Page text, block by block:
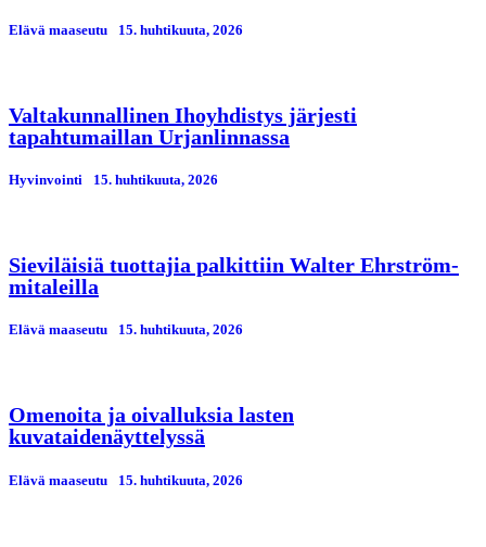
Elävä maaseutu 15. huhtikuuta, 2026
Valtakunnallinen Ihoyhdistys järjesti
tapahtumaillan Urjanlinnassa
Hyvinvointi 15. huhtikuuta, 2026
Sieviläisiä tuottajia palkittiin Walter Ehrström-
mitaleilla
Elävä maaseutu 15. huhtikuuta, 2026
Omenoita ja oivalluksia lasten
kuvataidenäyttelyssä
Elävä maaseutu 15. huhtikuuta, 2026